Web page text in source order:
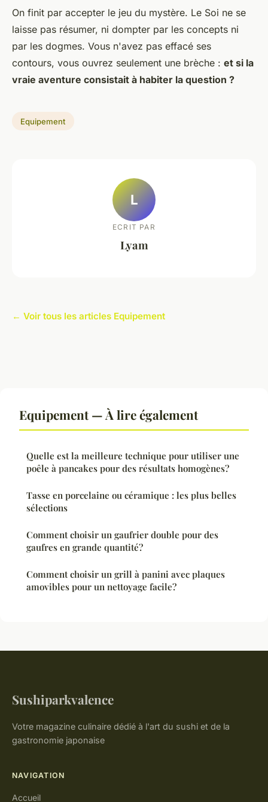
On finit par accepter le jeu du mystère. Le Soi ne se
laisse pas résumer, ni dompter par les concepts ni
par les dogmes. Vous n'avez pas effacé ses
contours, vous ouvrez seulement une brèche : et si la
vraie aventure consistait à habiter la question ?
Equipement
L
ECRIT PAR
Lyam
← Voir tous les articles Equipement
Equipement — À lire également
Quelle est la meilleure technique pour utiliser une
poêle à pancakes pour des résultats homogènes?
Tasse en porcelaine ou céramique : les plus belles
sélections
Comment choisir un gaufrier double pour des
gaufres en grande quantité?
Comment choisir un grill à panini avec plaques
amovibles pour un nettoyage facile?
Sushiparkvalence
Votre magazine culinaire dédié à l'art du sushi et de la
gastronomie japonaise
NAVIGATION
Accueil